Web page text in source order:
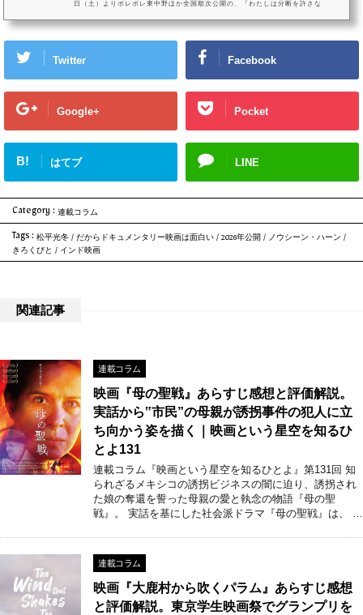
日（土）よりポレポレ東中野ほか全国順次公開の、『わたしは分断を許さな
を許さない』の作品情報(C)8bitNews【日本公開】2020年（日本映画）【監督...
Twitter Facebook
Google+ Pocket
B! はてブ LINE
Category : 連載コラム
Tags : 松平光冬 / だからドキュメンタリー映画は面白い / 2026年公開 / ノウシーン・ハーン /
きろくびと / インド映画
関連記事
連載コラム
映画『母の聖戦』あらすじ感想と評価解説。
実話から‟市民”の母親が誘拐事件の犯人に立
ち向かう姿を描く｜映画という星空を知るひ
とよ131
連載コラム『映画という星空を知るひとよ』第131回 知
られざるメキシコの誘拐ビジネスの闇に迫り、誘拐され
た娘の奪還を誓った母親の愛と執念の物語『母の聖
戦』。 実話を基にした社会派ドラマ『母の聖戦』は、 …
連載コラム
映画『大鹿村から吹くパラム』あらすじ感想
と評価解説。東京学生映画祭でグランプリを